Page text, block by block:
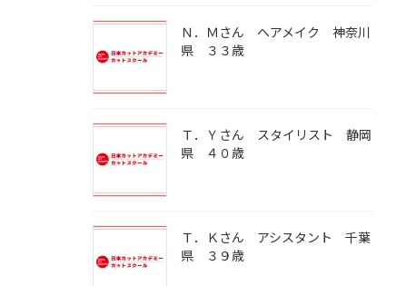
Ｎ．Ｍさん ヘアメイク 神奈川
県 ３３歳
Ｔ．Ｙさん スタイリスト 静岡
県 ４０歳
Ｔ．Ｋさん アシスタント 千葉
県 ３９歳